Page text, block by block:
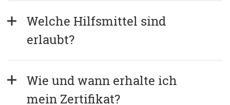
Welche Hilfsmittel sind
erlaubt?
Wie und wann erhalte ich
mein Zertifikat?